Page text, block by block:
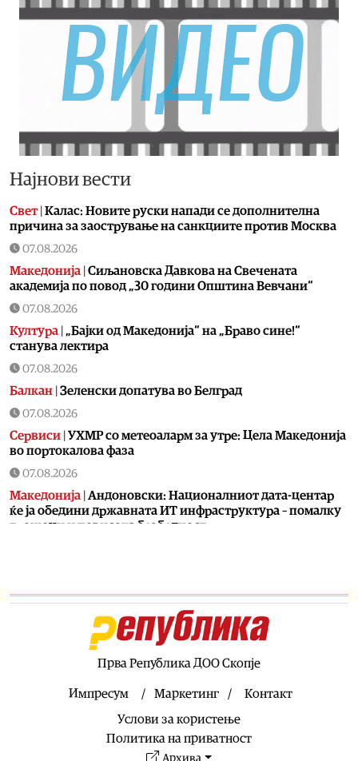
Најнови вести
Свет| Калас: Новите руски напади се дополнителна
причина за заострување на санкциите против Москва
07.08.2026
Македонија | Сиљановска Давкова на Свечената
академија по повод „30 години Општина Вевчани“
07.08.2026
Култура | „Бајки од Македонија“ на „Браво сине!“
станува лектира
07.08.2026
Балкан | Зеленски допатува во Белград
07.08.2026
Сервиси | УХМР со метеоаларм за утре: Цела Македонија
во портокалова фаза
07.08.2026
Македонија | Андоновски: Националниот дата-центар
ќе ја обедини државната ИТ инфраструктура – помалку
трошоци и повисока безбедност
Скокна минималниот износ за К-15 – Еве
колку пари ќе ни легнат на сметка годинава
Не ги игнорирајте овие знаци: Бојлерот може да
Лубеницата е здрава, но не претерувајте: Еве
Прва Република ДОО Скопје
Импресум Маркетинг
Контакт
Услови за користење
Политика на приватност
Архива